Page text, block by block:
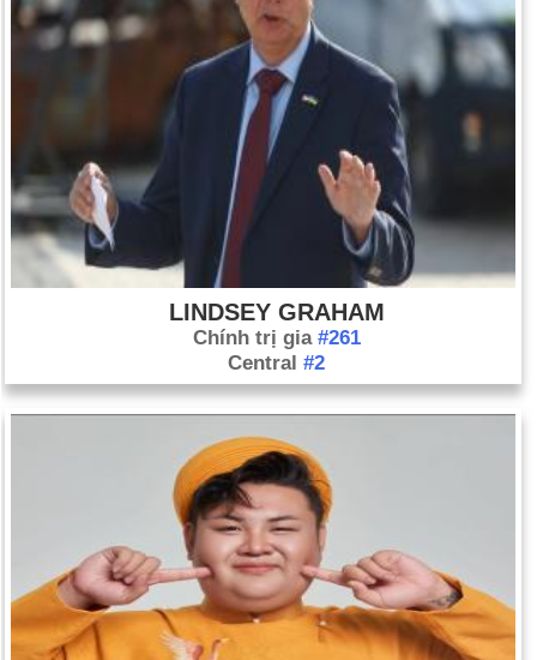
LINDSEY GRAHAM
Chính trị gia #261
Central #2